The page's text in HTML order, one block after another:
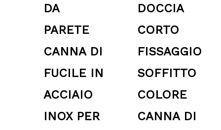
DA
PARETE
CANNA DI
FUCILE IN
ACCIAIO
INOX PER
DOCCIA
CORTO
FISSAGGIO
SOFFITTO
COLORE
CANNA DI